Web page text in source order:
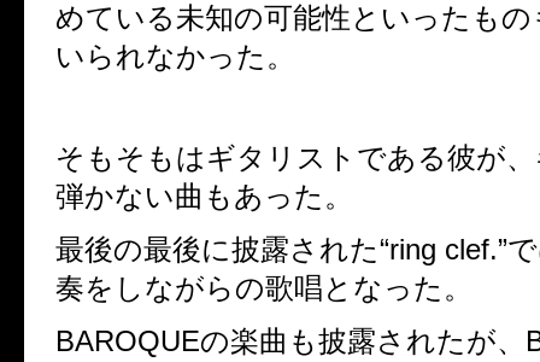
めている未知の可能性といったも
いられなかった。
そもそもはギタリストである彼が
弾かない曲もあった。
最後の最後に披露された“ring clef.”
奏をしながらの歌唱となった。
BAROQUEの楽曲も披露されたが、